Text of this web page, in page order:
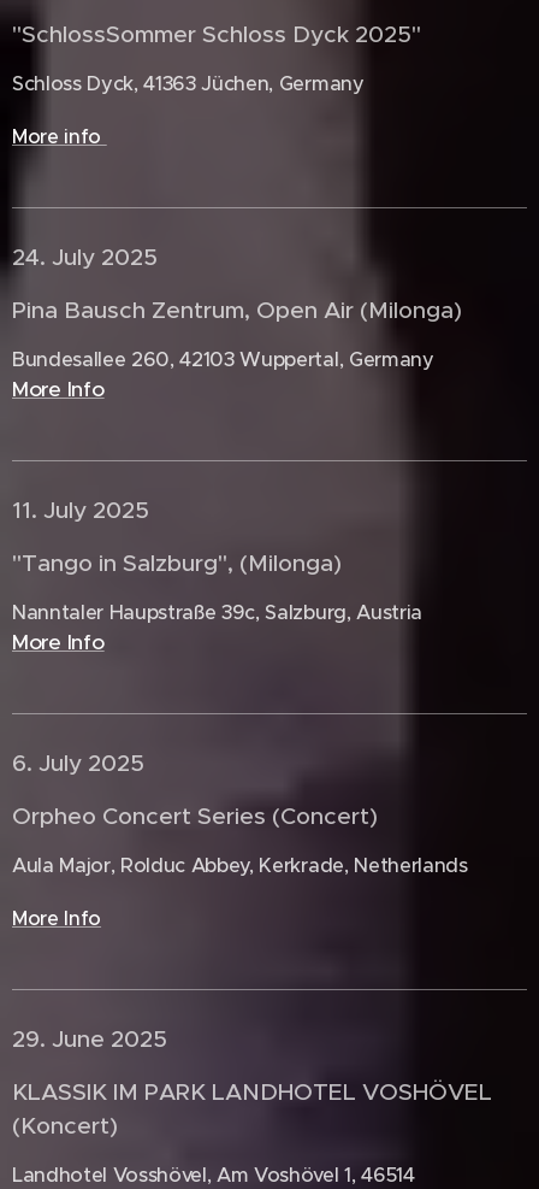
"SchlossSommer Schloss Dyck 2025"
Schloss Dyck, 41363 Jüchen, Germany
More info
24. July 2025 🇧🇪
Pina Bausch Zentrum, Open Air (Milonga)
Bundesallee 260, 42103 Wuppertal, Germany
More Info
11. July 2025 🇦🇹
"Tango in Salzburg", (Milonga)
Nanntaler Haupstraße 39c, Salzburg, Austria
More Info
6. July 2025 🇳🇱
Orpheo Concert Series (Concert)
Aula Major, Rolduc Abbey, Kerkrade, Netherlands
More Info
29. June 2025 🇩🇪
KLASSIK IM PARK LANDHOTEL VOSHÖVEL
(Koncert)
Landhotel Vosshövel, Am Voshövel 1, 46514